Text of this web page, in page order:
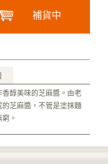
補貨中
醇美味的芝麻醬。由老
芝麻醬，不管是塗抹麵
。